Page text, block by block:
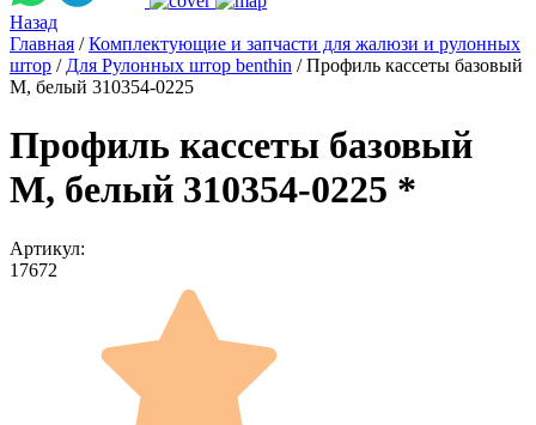
Назад
Главная / Комплектующие и запчасти для жалюзи и рулонных
штор / Для Рулонных штор benthin / Профиль кассеты базовый
M, белый 310354-0225
Профиль кассеты базовый
M, белый 310354-0225 *
Артикул:
17672